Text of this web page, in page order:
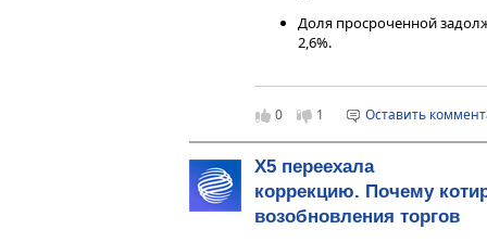
Доля просроченной
2,6%.
Средства клиентов
Средства физических лиц
учета валютной переоценки, до
юридических лиц уменьшились
привлечений пассивов в рамках
0 1 Оставить
Х5 переехала
коррекцию. Почему
возобновления торгов